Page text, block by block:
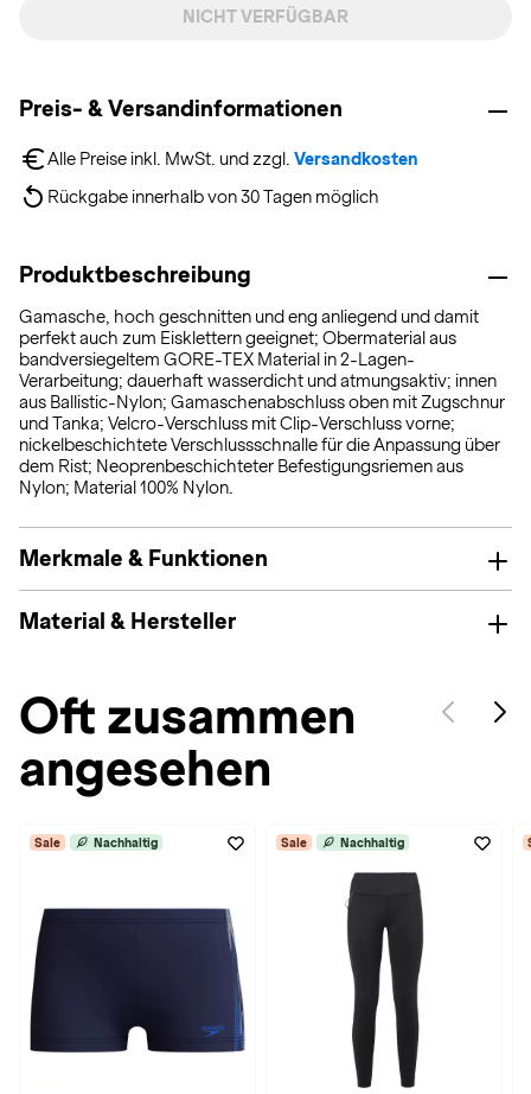
NICHT VERFÜGBAR
Preis- & Versandinformationen
Alle Preise inkl. MwSt. und zzgl. Versandkosten
Rückgabe innerhalb von 30 Tagen möglich
Produktbeschreibung
Gamasche, hoch geschnitten und eng anliegend und damit
perfekt auch zum Eisklettern geeignet; Obermaterial aus
bandversiegeltem GORE-TEX Material in 2-Lagen-
Verarbeitung; dauerhaft wasserdicht und atmungsaktiv; innen
aus Ballistic-Nylon; Gamaschenabschluss oben mit Zugschnur
und Tanka; Velcro-Verschluss mit Clip-Verschluss vorne;
nickelbeschichtete Verschlussschnalle für die Anpassung über
dem Rist; Neoprenbeschichteter Befestigungsriemen aus
Nylon; Material 100% Nylon.
Merkmale & Funktionen
Material & Hersteller
Oft zusammen
angesehen
Sale Nachhaltig Sale Nachhaltig